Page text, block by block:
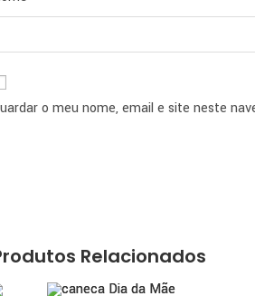
o meu nome, email e site neste
Relacionados